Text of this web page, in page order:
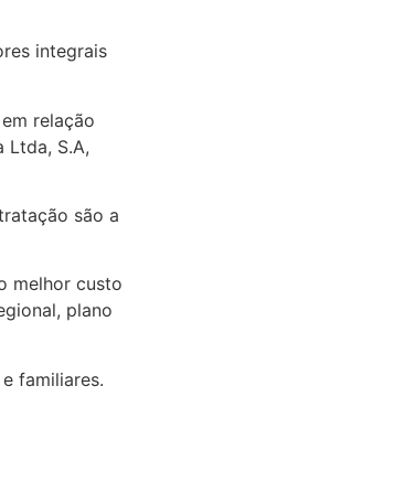
integrais
relação
Ltda, S.A,
são a
melhor custo
plano
familiares.